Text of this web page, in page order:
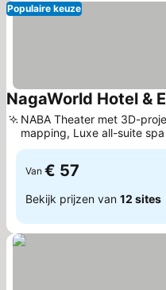
Populaire keuze
NagaWorld Hotel &
NABA Theater met 3D-
mapping, Luxe all-suite spa
Van € 57
Bekijk prijzen van 12 sites